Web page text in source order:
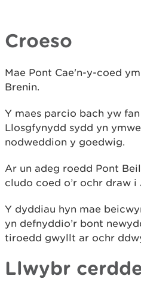
Croeso
Mae Pont Cae'n-y-coed
Brenin.
Y maes parcio bach yw
Llosgfynydd sydd yn
nodweddion y goedwig.
Ar un adeg roedd Pont
cludo coed o’r ochr draw i
Y dyddiau hyn mae
yn defnyddio’r bont
tiroedd gwyllt ar ochr
Llwybr